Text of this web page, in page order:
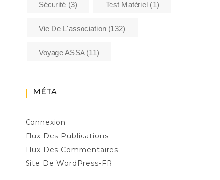
Sécurité (3) Test Matériel (1)
Vie De L'association (132)
Voyage ASSA(11)
MÉTA
Connexion
Flux Des Publications
Flux Des Commentaires
Site De WordPress-FR